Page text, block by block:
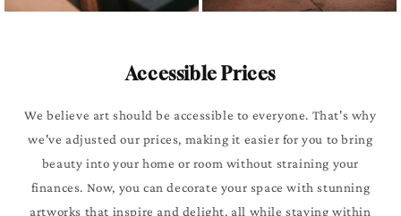
Accessible Prices
We believe art should be accessible to everyone. That's why
we've adjusted our prices, making it easier for you to bring
beauty into your home or room without straining your
finances. Now, you can decorate your space with stunning
artworks that inspire and delight, all while staying within